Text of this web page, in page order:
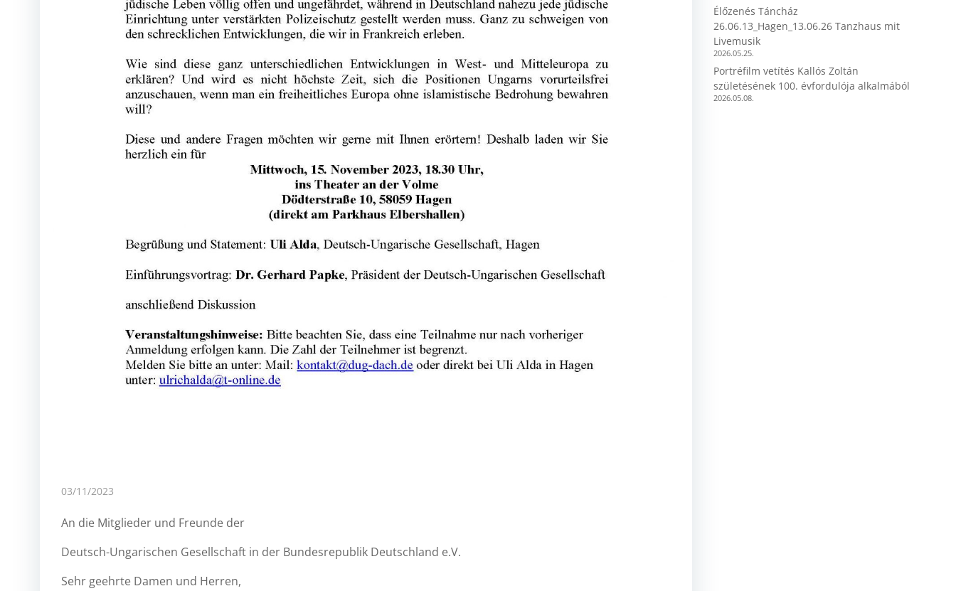
03/11/2023
An die Mitglieder und Freunde der
Deutsch-Ungarischen Gesellschaft in der Bundesrepublik Deutschland e.V.
Sehr geehrte Damen und Herren,
Élőzenés Táncház
26.06.13_Hagen_13.06.26 Tanzhaus mit
Livemusik
2026.05.25.
Portréfilm vetítés Kallós Zoltán
születésének 100. évfordulója alkalmából
2026.05.08.